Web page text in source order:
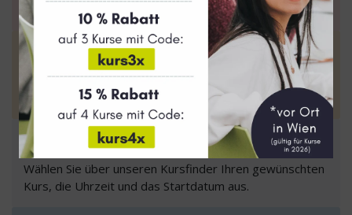
Erstellen Sie sich einen Account in unserem Webshop
2. Einstufung
Absolvieren Sie unseren Einstufungstest, um Ihr Level
zu erhalten.
3. Kursfinder
Wählen Sie über unseren Kursfinder Ihren gewünschten
Kurs, die Uhrzeit und das Startdatum aus.